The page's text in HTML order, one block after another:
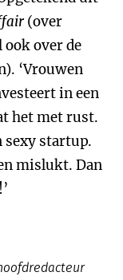
(over
ook over de
‘Vrouwen
in een
het met rust.
sexy startup.
mislukt. Dan